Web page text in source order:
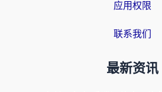
应用权限
联系我们
最新资讯